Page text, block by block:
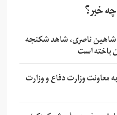
خبر؟
شاهین ناصری، شاهد شکنجه
باخته است
معاونت وزارت دفاع و وزارت